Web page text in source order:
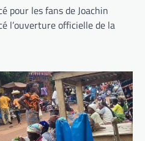
pour les fans de Joachin
l’ouverture officielle de la